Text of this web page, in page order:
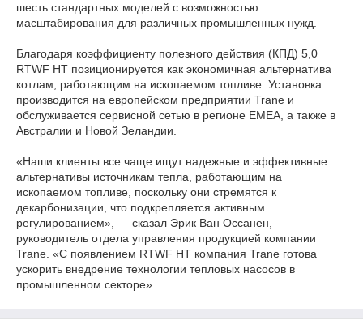
шесть стандартных моделей с возможностью
масштабирования для различных промышленных нужд.
Благодаря коэффициенту полезного действия (КПД) 5,0
RTWF HT позиционируется как экономичная альтернатива
котлам, работающим на ископаемом топливе. Установка
производится на европейском предприятии Trane и
обслуживается сервисной сетью в регионе EMEA, а также в
Австралии и Новой Зеландии.
«Наши клиенты все чаще ищут надежные и эффективные
альтернативы источникам тепла, работающим на
ископаемом топливе, поскольку они стремятся к
декарбонизации, что подкрепляется активным
регулированием», — сказал Эрик Ван Оссанен,
руководитель отдела управления продукцией компании
Trane. «С появлением RTWF HT компания Trane готова
ускорить внедрение технологии тепловых насосов в
промышленном секторе».